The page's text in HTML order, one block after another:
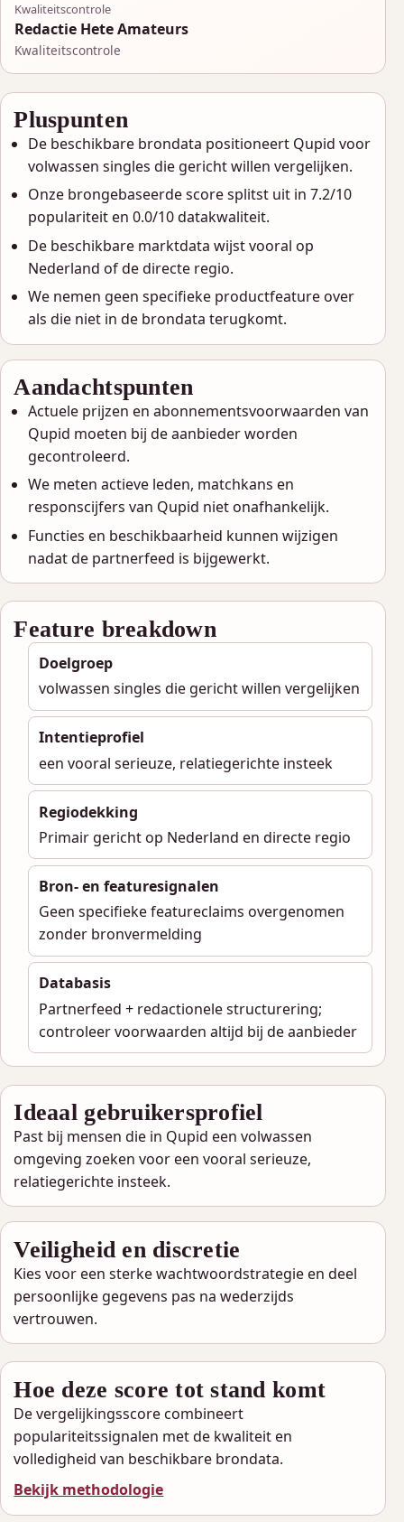
Kwaliteitscontrole
Redactie Hete Amateurs
Kwaliteitscontrole
Pluspunten
De beschikbare brondata positioneert Qupid voor
volwassen singles die gericht willen vergelijken.
Onze brongebaseerde score splitst uit in 7.2/10
populariteit en 0.0/10 datakwaliteit.
De beschikbare marktdata wijst vooral op
Nederland of de directe regio.
We nemen geen specifieke productfeature over
als die niet in de brondata terugkomt.
Aandachtspunten
Actuele prijzen en abonnementsvoorwaarden van
Qupid moeten bij de aanbieder worden
gecontroleerd.
We meten actieve leden, matchkans en
responscijfers van Qupid niet onafhankelijk.
Functies en beschikbaarheid kunnen wijzigen
nadat de partnerfeed is bijgewerkt.
Feature breakdown
Doelgroep
volwassen singles die gericht willen vergelijken
Intentieprofiel
een vooral serieuze, relatiegerichte insteek
Regiodekking
Primair gericht op Nederland en directe regio
Bron- en featuresignalen
Geen specifieke featureclaims overgenomen
zonder bronvermelding
Databasis
Partnerfeed + redactionele structurering;
controleer voorwaarden altijd bij de aanbieder
Ideaal gebruikersprofiel
Past bij mensen die in Qupid een volwassen
omgeving zoeken voor een vooral serieuze,
relatiegerichte insteek.
Veiligheid en discretie
Kies voor een sterke wachtwoordstrategie en deel
persoonlijke gegevens pas na wederzijds
vertrouwen.
Hoe deze score tot stand komt
De vergelijkingsscore combineert
populariteitssignalen met de kwaliteit en
volledigheid van beschikbare brondata.
Bekijk methodologie